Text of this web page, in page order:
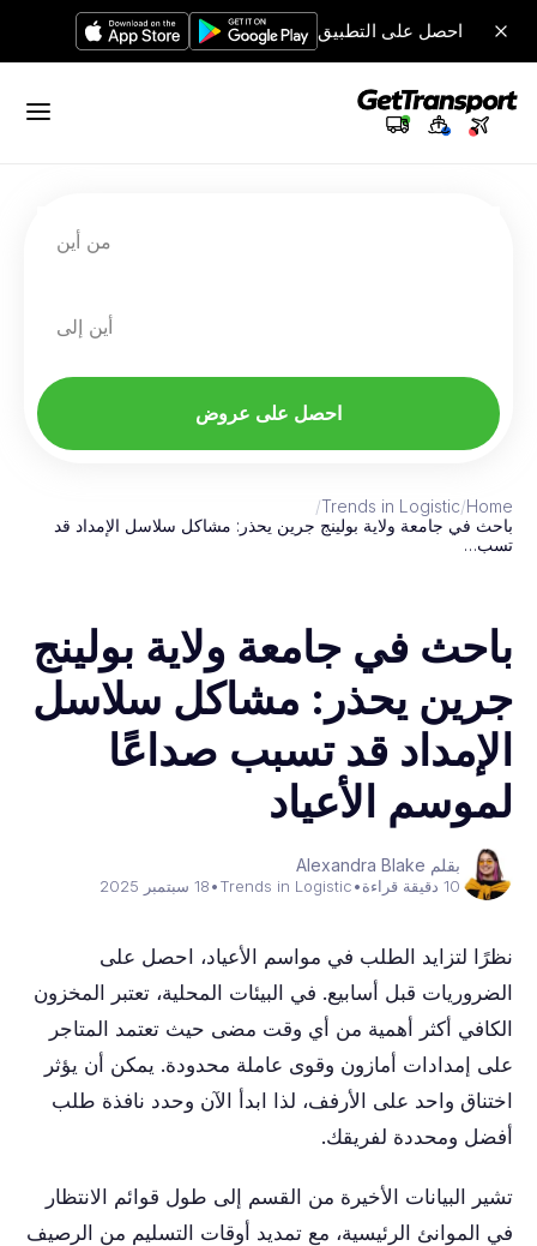
احصل على التطبيق
من أين
أين إلى
احصل على عروض
Home
/
Trends in Logistic
/
باحث في جامعة ولاية بولينج جرين يحذر: مشاكل سلاسل الإمداد قد
تسب…
باحث في جامعة ولاية بولينج
جرين يحذر: مشاكل سلاسل
الإمداد قد تسبب صداعًا
لموسم الأعياد
بقلم Alexandra Blake
10 دقيقة قراءة •
Trends in Logistic
•18 سبتمبر 2025
نظرًا لتزايد الطلب في مواسم الأعياد، احصل على
الضروريات قبل أسابيع. في البيئات المحلية، تعتبر المخزون
الكافي أكثر أهمية من أي وقت مضى حيث تعتمد المتاجر
على إمدادات أمازون وقوى عاملة محدودة. يمكن أن يؤثر
اختناق واحد على الأرفف، لذا ابدأ الآن وحدد نافذة طلب
أفضل ومحددة لفريقك.
تشير البيانات الأخيرة من القسم إلى طول قوائم الانتظار
في الموانئ الرئيسية، مع تمديد أوقات التسليم من الرصيف